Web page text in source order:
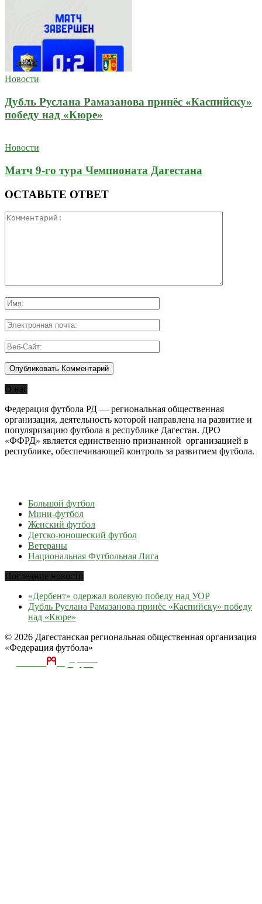
Новости
Дубль Руслана Рамазанова принёс «Каспийску»
победу над «Кюре»
Новости
Матч 9-го тура Чемпионата Дагестана
ОСТАВЬТЕ ОТВЕТ
О нас
Федерация футбола РД — региональная общественная
организация, деятельность которой направлена на развитие и
популяризацию футбола в республике Дагестан. ДРО
«ФФРД» является единственно признанной организацией в
республике, обеспечивающей контроль за развитием футбола.
Большой футбол
Мини-футбол
Женский футбол
Детско-юношеский футбол
Ветераны
Национальная Футбольная Лига
Последние новости
«Дербент» одержал волевую победу над УОР
Дубль Руслана Рамазанова принёс «Каспийску» победу
над «Кюре»
© 2026 Дагестанская региональная общественная организация
«Федерация футбола»